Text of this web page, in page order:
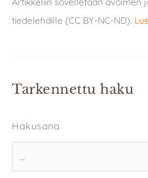
tiedelehdille (CC BY-NC-ND).
Tarkennettu haku
Hakusana